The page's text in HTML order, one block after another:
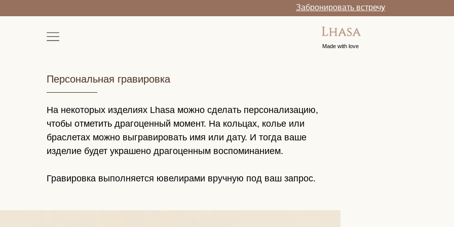
Made with love
Забронировать встречу
Персональная гравировка
На некоторых изделиях Lhasa можно сделать персонализацию,
чтобы отметить драгоценный момент. На кольцах, колье или
браслетах можно выгравировать имя или дату. И тогда ваше
изделие будет украшено драгоценным воспоминанием.
Гравировка выполняется ювелирами вручную под ваш запрос.